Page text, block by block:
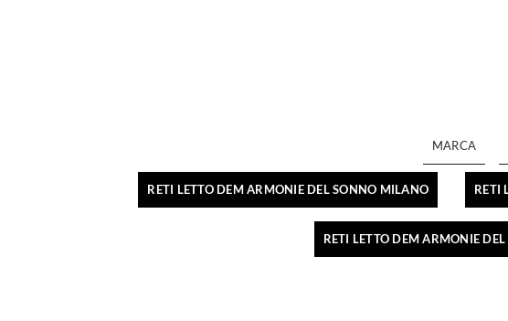
MARCA
RETI LETTO DEM ARMONIE DEL SONNO MILANO RETI
RETI LETTO DEM ARMONIE